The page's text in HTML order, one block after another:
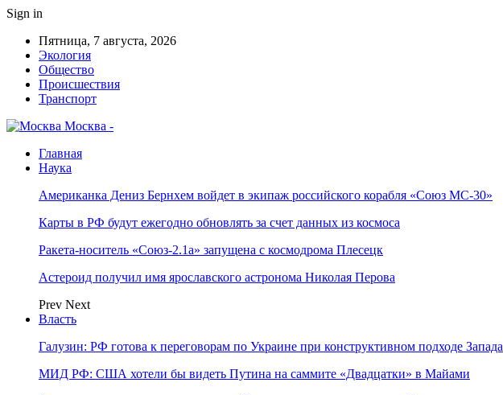
Sign in
Пятница, 7 августа, 2026
Экология
Общество
Происшествия
Транспорт
Москва -
Главная
Наука
Американка Дениз Бернхем войдет в экипаж российского корабля «Союз МС-30»
Карты в РФ будут ежегодно обновлять за счет данных из космоса
Ракета-носитель «Союз-2.1а» запущена с космодрома Плесецк
Астероид получил имя ярославского астронома Николая Перова
Prev Next
Власть
Галузин: РФ готова к переговорам по Украине при конструктивном подходе Запада
МИД РФ: США хотели бы видеть Путина на саммите «Двадцатки» в Майами